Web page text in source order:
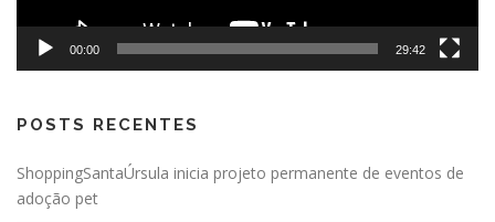
00:00 29:42
POSTS RECENTES
ShoppingSantaÚrsula inicia projeto permanente de eventos de
adoção pet